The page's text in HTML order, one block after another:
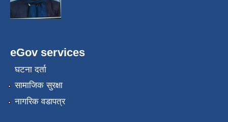
eGov services
घटना दर्ता
सामाजिक सुरक्षा
नागरिक वडापत्र